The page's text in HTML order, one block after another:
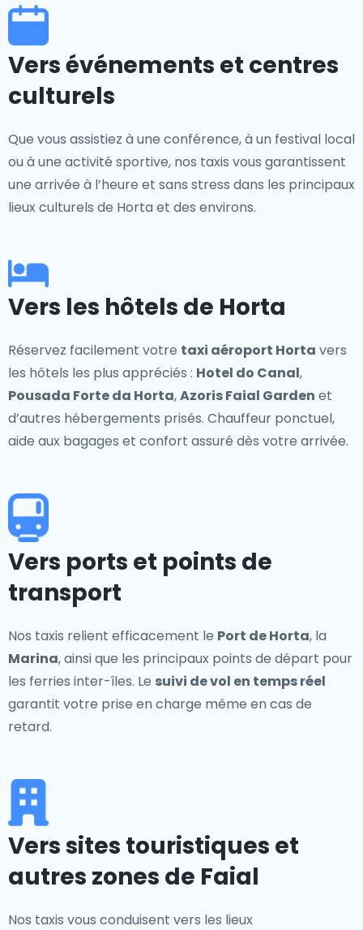
Vers événements et centres
culturels
Que vous assistiez à une conférence, à un festival local
ou à une activité sportive, nos taxis vous garantissent
une arrivée à l’heure et sans stress dans les principaux
lieux culturels de Horta et des environs.
Vers les hôtels de Horta
Réservez facilement votre taxi aéroport Horta vers
les hôtels les plus appréciés : Hotel do Canal,
Pousada Forte da Horta,Azoris Faial Garden et
d’autres hébergements prisés. Chauffeur ponctuel,
aide aux bagages et confort assuré dès votre arrivée.
Vers ports et points de
transport
Nos taxis relient efficacement le Port de Horta, la
Marina, ainsi que les principaux points de départ pour
les ferries inter-îles. Le suivi de vol en temps réel
garantit votre prise en charge même en cas de
retard.
Vers sites touristiques et
autres zones de Faial
Nos taxis vous conduisent vers les lieux